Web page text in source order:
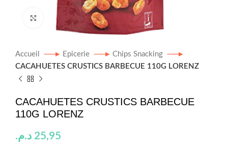
Click to enlarge
Accueil Epicerie
Chips Snacking
CACAHUETES CRUSTICS BARBECUE 110G LORENZ
CACAHUETES CRUSTICS BARBECUE
110G LORENZ
25,95 د.م.